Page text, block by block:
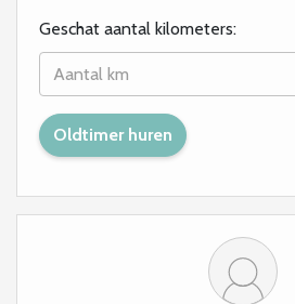
Geschat aantal kilometers:
Oldtimer huren